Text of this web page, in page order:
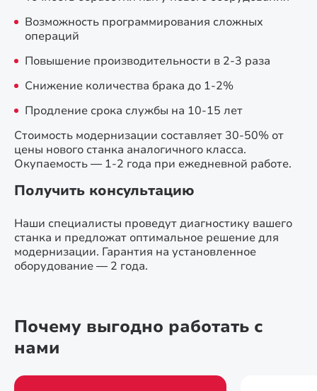
Возможность программирования сложных
операций
Повышение производительности в 2-3 раза
Снижение количества брака до 1-2%
Продление срока службы на 10-15 лет
Стоимость модернизации составляет 30-50% от
цены нового станка аналогичного класса.
Окупаемость — 1-2 года при ежедневной работе.
Получить консультацию
Наши специалисты проведут диагностику вашего
станка и предложат оптимальное решение для
модернизации. Гарантия на установленное
оборудование — 2 года.
Почему выгодно работать с
нами